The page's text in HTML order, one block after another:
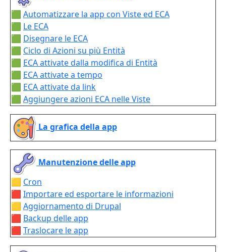
🟩 Automatizzare la app con Viste ed ECA
🟩 Le ECA
🟩 Disegnare le ECA
🟩 Ciclo di Azioni su più Entità
🟩 ECA attivate dalla modifica di Entità
🟩 ECA attivate a tempo
🟩 ECA attivate da link
🟩 Aggiungere azioni ECA nelle Viste
La grafica della app
Manutenzione delle app
🟨 Cron
🟥 Importare ed esportare le informazioni
🟨 Aggiornamento di Drupal
🟥 Backup delle app
🟥 Traslocare le app